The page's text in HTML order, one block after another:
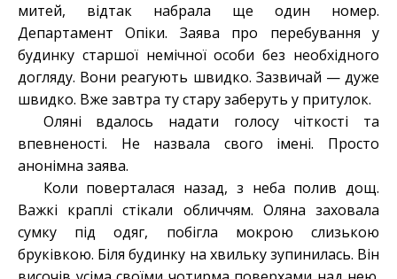
митей, відтак набрала ще один номер.
Департамент Опіки. Заява про перебування у
будинку старшої немічної особи без необхідного
догляду. Вони реагують швидко. Зазвичай — дуже
швидко. Вже завтра ту стару заберуть у притулок.
Оляні вдалось надати голосу чіткості та
впевненості. Не назвала свого імені. Просто
анонімна заява.
Коли поверталася назад, з неба полив дощ.
Важкі краплі стікали обличчям. Оляна заховала
сумку під одяг, побігла мокрою слизькою
бруківкою. Біля будинку на хвильку зупинилась. Він